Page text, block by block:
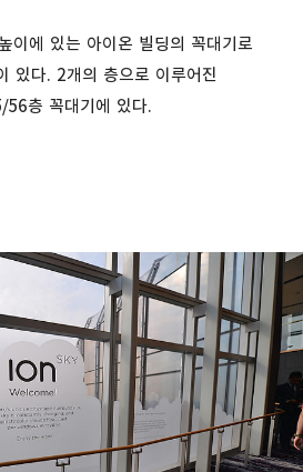
이에 있는 아이온 빌딩의 꼭대기로
있다. 2개의 층으로 이루어진
56층 꼭대기에 있다.